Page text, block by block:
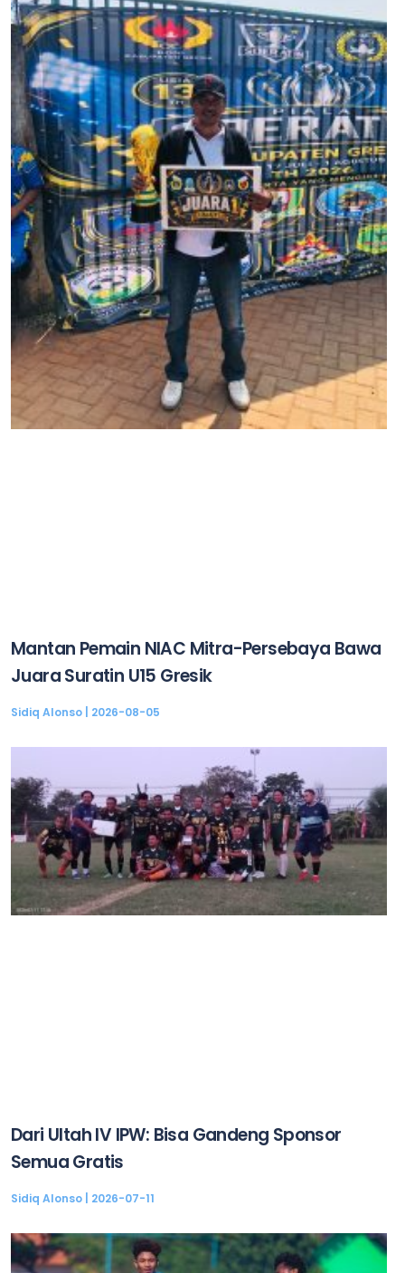
Mantan Pemain NIAC Mitra-Persebaya Bawa
Juara Suratin U15 Gresik
Sidiq Alonso 2026-08-05
Dari Ultah IV IPW: Bisa Gandeng Sponsor
Semua Gratis
Sidiq Alonso 2026-07-11